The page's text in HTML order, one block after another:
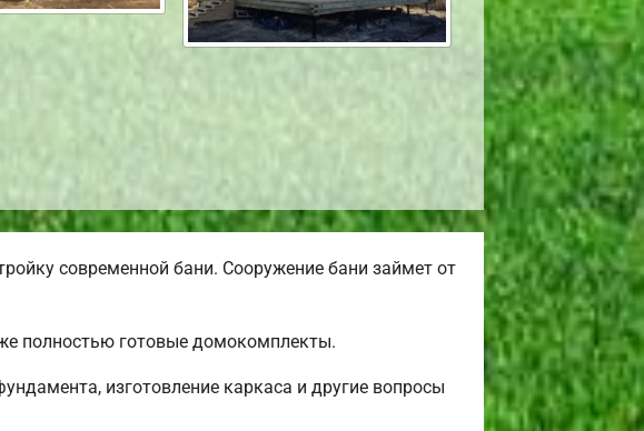
современной бани. Сооружение бани займет от
полностью готовые домокомплекты.
изготовление каркаса и другие вопросы